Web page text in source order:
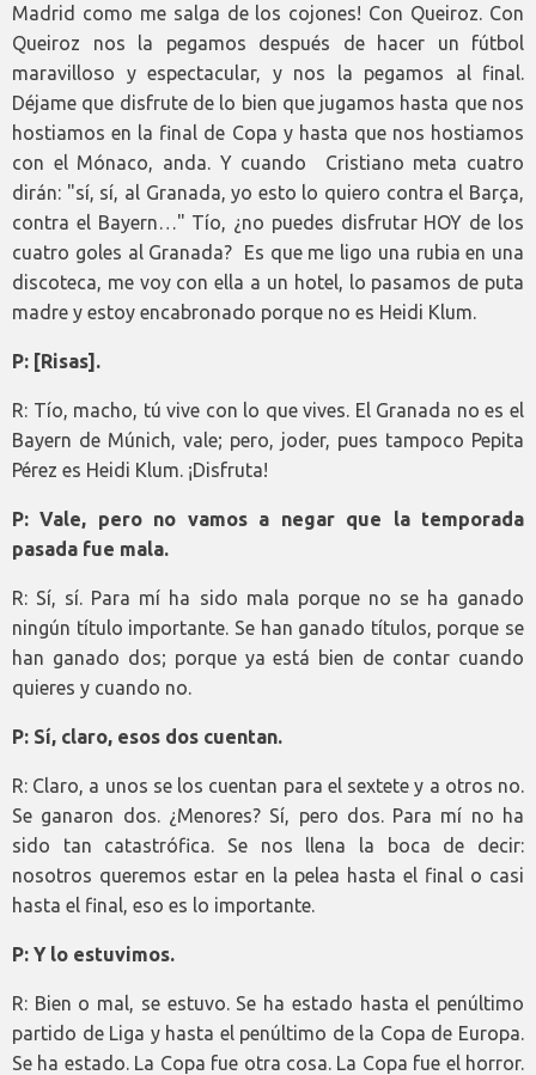
Madrid como me salga de los cojones! Con Queiroz. Con
Queiroz nos la pegamos después de hacer un fútbol
maravilloso y espectacular, y nos la pegamos al final.
Déjame que disfrute de lo bien que jugamos hasta que nos
hostiamos en la final de Copa y hasta que nos hostiamos
con el Mónaco, anda. Y cuando Cristiano meta cuatro
dirán: "sí, sí, al Granada, yo esto lo quiero contra el Barça,
contra el Bayern…" Tío, ¿no puedes disfrutar HOY de los
cuatro goles al Granada? Es que me ligo una rubia en una
discoteca, me voy con ella a un hotel, lo pasamos de puta
madre y estoy encabronado porque no es Heidi Klum.
P: [Risas].
R: Tío, macho, tú vive con lo que vives. El Granada no es el
Bayern de Múnich, vale; pero, joder, pues tampoco Pepita
Pérez es Heidi Klum. ¡Disfruta!
P: Vale, pero no vamos a negar que la temporada
pasada fue mala.
R: Sí, sí. Para mí ha sido mala porque no se ha ganado
ningún título importante. Se han ganado títulos, porque se
han ganado dos; porque ya está bien de contar cuando
quieres y cuando no.
P: Sí, claro, esos dos cuentan.
R: Claro, a unos se los cuentan para el sextete y a otros no.
Se ganaron dos. ¿Menores? Sí, pero dos. Para mí no ha
sido tan catastrófica. Se nos llena la boca de decir:
nosotros queremos estar en la pelea hasta el final o casi
hasta el final, eso es lo importante.
P: Y lo estuvimos.
R: Bien o mal, se estuvo. Se ha estado hasta el penúltimo
partido de Liga y hasta el penúltimo de la Copa de Europa.
Se ha estado. La Copa fue otra cosa. La Copa fue el horror.